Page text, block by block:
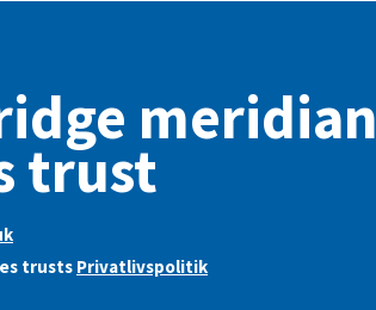
meridian
trust
trusts Privatlivspolitik